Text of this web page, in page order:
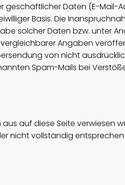
Daten (E-Mail-
Basis. Die
solcher Daten bzw. unter
Angaben
von nicht
Spam-Mails bei
auf diese Seite verwiesen
nicht vollständig